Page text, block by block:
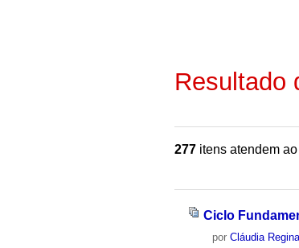
Resultado
277 itens atendem
Ciclo
porCláudia Regina